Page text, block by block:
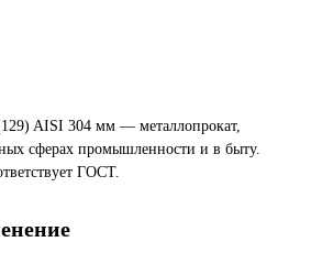
AISI 304 мм — металлопрокат,
сферах промышленности и в быту.
ГОСТ.